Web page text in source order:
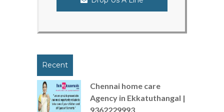
Recent
Chennai home care
Agency in Ekkatuthangal |
9362229993